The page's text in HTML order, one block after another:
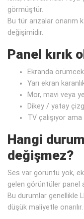
görmüştür.
Bu tür arızalar onarım
değişimidir.
Panel kırık
Ekranda
Yarı ekran
Mor, mavi veya
Dikey / yatay
TV çalışıyor
Hangi
değişmez?
Ses var görüntü yok,
gelen görüntüler panel
Bu durumlar genellikle
düşük maliyetle onarılır.